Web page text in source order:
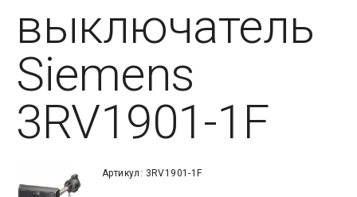
выключатель
Siemens
3RV1901-1F
Артикул: 3RV1901-1F